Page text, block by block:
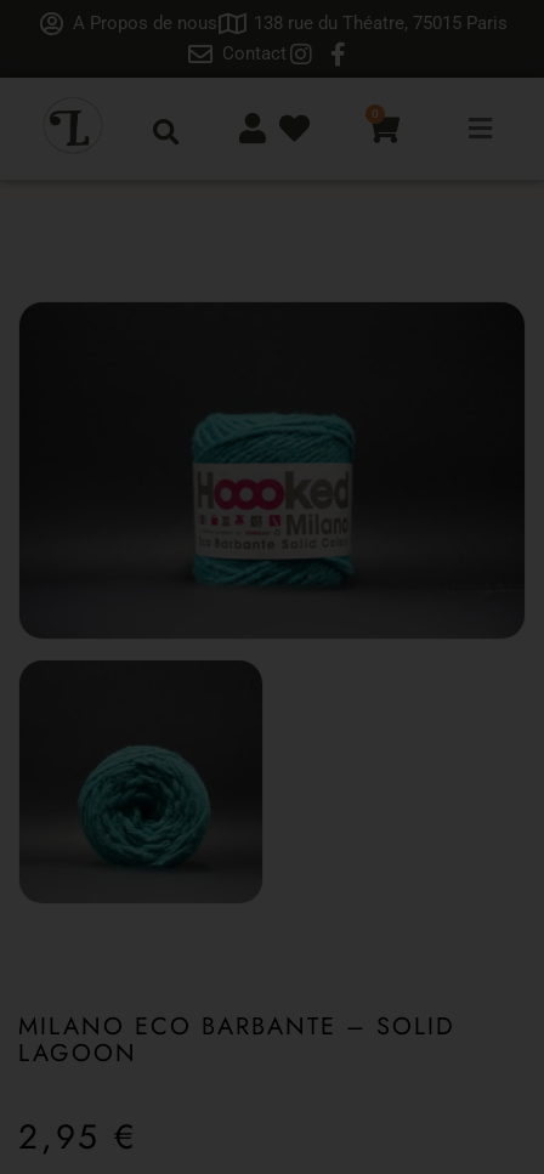
A Propos de nous
138 rue du Théatre, 75015 Paris
Contact
0
MILANO ECO BARBANTE – SOLID
LAGOON
2,95 €